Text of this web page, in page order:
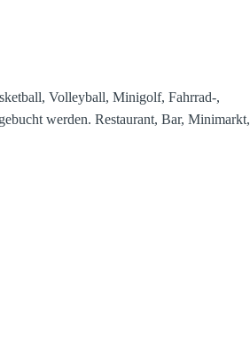
Volleyball, Minigolf, Fahrrad-,
werden. Restaurant, Bar, Minimarkt,